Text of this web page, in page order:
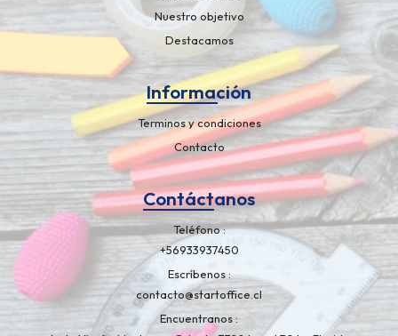
Nuestro objetivo
Destacamos
Información
Terminos y condiciones
Contacto
Contáctanos
Teléfono
+56933937450
Escríbenos
contacto@startoffice.cl
Encuentranos